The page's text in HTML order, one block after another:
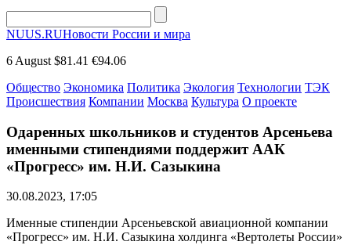
NUUS.RUНовости России и мира
6 August $81.41 €94.06
Общество Экономика Политика Экология Технологии ТЭК
Происшествия Компании Москва Культура О проекте
Одаренных школьников и студентов Арсеньева
именными стипендиями поддержит ААК
«Прогресс» им. Н.И. Сазыкина
30.08.2023, 17:05
Именные стипендии Арсеньевской авиационной компании
«Прогресс» им. Н.И. Сазыкина холдинга «Вертолеты России»